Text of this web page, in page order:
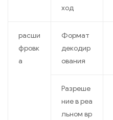
ход
расши
фровк
а
Формат
декодир
ования
Разреше
ние в реа
льном вр